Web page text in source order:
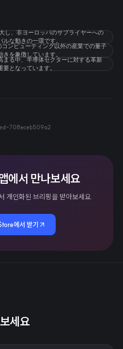
し、非ヨーロッパのサプライヤーへの
な動きの一環です。
ンピューティング以外の産業での量子
を象徴しています。
まる中、半導体セクターに対する革新
となっています。
708eceb509a2
에서 만나보세요
개인화된 브리핑을 받아보세요.
에서 받기
세요